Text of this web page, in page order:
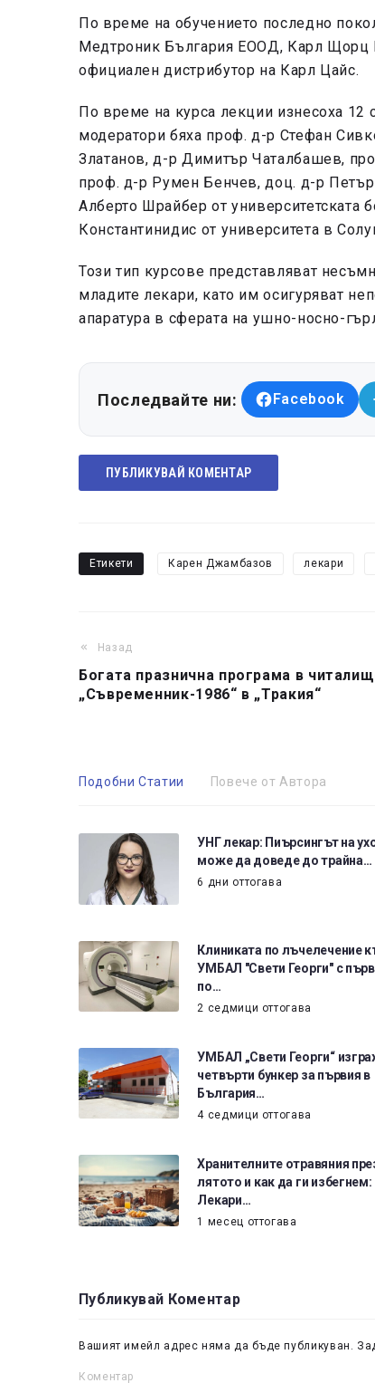
По време на обучението последно
Медтроник България ЕООД, Карл Щорц
официален дистрибутор на Карл Цайс.
По време на курса лекции изнесоха 12
модератори бяха проф. д-р Стефан
Златанов, д-р Димитър Чаталбашев,
проф. д-р Румен Бенчев, доц. д-р
Алберто Шрайбер от
Константинидис от университета в
Този тип курсове представляват
младите лекари, като им осигуряват
апаратура в сферата на ушно-носно-
Последвайте ни: Facebook
ПУБЛИКУВАЙ КОМЕНТАР
Етикети Карен Джамбазов лекари
Назад
Богата празнична програма в
„Съвременник-1986“ в „Тракия“
Подобни Статии Повече от Автора
УНГ лекар: Пиърсингът на
може да доведе до трайна…
6 дни оттогава
Клиниката по лъчелечение
УМБАЛ "Свети Георги" с
по…
2 седмици оттогава
УМБАЛ „Свети Георги“
четвърти бункер за първия в
България…
4 седмици оттогава
Хранителните отравяния
лятото и как да ги избегнем:
Лекари…
1 месец оттогава
Публикувай Коментар
Вашият имейл адрес няма да бъде публикуван.
Коментар